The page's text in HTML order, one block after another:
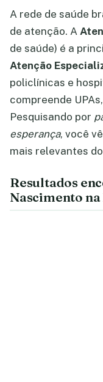
A rede de saúde
de atenção. A
de saúde) é a
Atenção
policlínicas e
compreende
Pesquisando por
esperança, você
mais relevantes
Resultados
Nascimento